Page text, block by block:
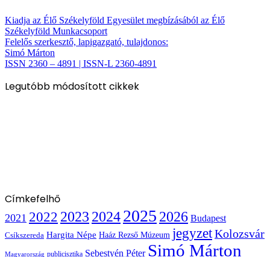
Kiadja az Élő Székelyföld Egyesület megbízásából az Élő
Székelyföld Munkacsoport
Felelős szerkesztő, lapigazgató, tulajdonos:
Simó Márton
ISSN 2360 – 4891 | ISSN-L 2360-4891
Legutóbb módosított cikkek
Címkefelhő
2021 2022 2023 20242025 2026 Budapest
Csíkszereda Hargita Népe Haáz Rezső Múzeum jegyzetKolozsvár
Magyarország publicisztika Sebestyén Péter Simó Márton